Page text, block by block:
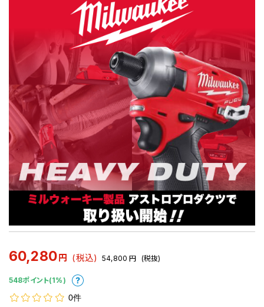
60,280 円 (税込) 54,800 円 (税抜)
548ポイント(1%)
0件